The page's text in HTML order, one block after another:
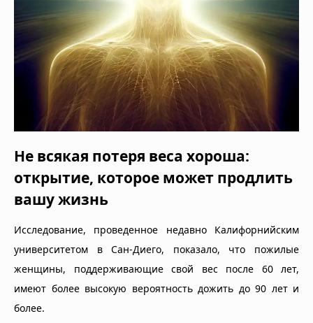
Не всякая потеря веса хороша:
открытие, которое может продлить
вашу жизнь
Исследование, проведенное недавно Калифорнийским
университетом в Сан-Диего, показало, что пожилые
женщины, поддерживающие свой вес после 60 лет,
имеют более высокую вероятность дожить до 90 лет и
более.